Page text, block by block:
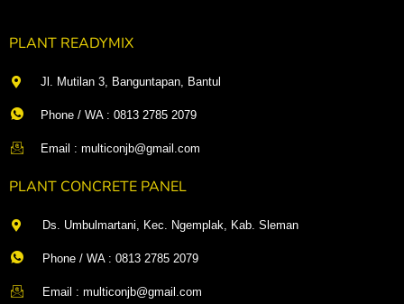
PLANT READYMIX
Jl. Mutilan 3, Banguntapan, Bantul
Phone / WA : 0813 2785 2079
Email : multiconjb@gmail.com
PLANT CONCRETE PANEL
Ds. Umbulmartani, Kec. Ngemplak, Kab. Sleman
Phone / WA : 0813 2785 2079
Email : multiconjb@gmail.com